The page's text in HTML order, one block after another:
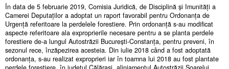
În data de 5 februarie 2019, Comisia Juridică, de Disciplină și Imunități a
Camerei Deputaților a adoptat un raport favorabil pentru Ordonanța de
Urgență referitoare la perdelele forestiere. Prin ordonanță s-au modificat
aspecte referitoare ala exproprierile necesare pentru a se planta perdele
forestiere de-a lungul Autostrăzii București-Constanța, pentru preveni, în
sezonul rece, înzăpezirea acesteia. Din iulie 2018 când a fost adoptată
ordonanța, s-au realizat exproprieri iar în toamna lui 2018 au fost plantate